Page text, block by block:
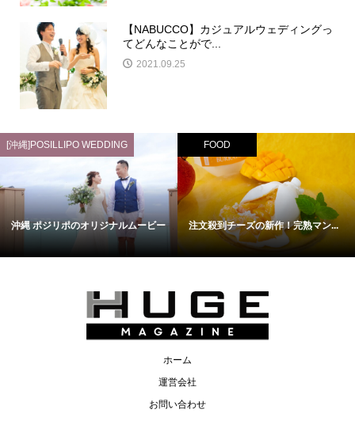
【NABUCCO】カジュアルウェディングっ
てどんなことがで...
2021.09.25
[沖縄]POSILLIPO WEDDING
沖縄 ポジリポのオリジナルムービー
FOOD
注文殺到チーズの新作！完熟マン...
ホーム
運営会社
お問い合わせ